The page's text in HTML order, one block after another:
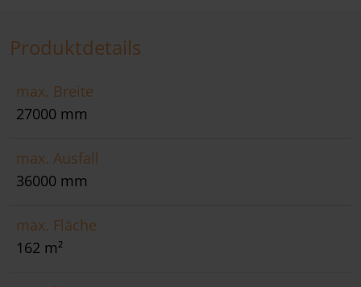
Produktdetails
max. Breite
27000 mm
max. Ausfall
36000 mm
max. Fläche
162 m²